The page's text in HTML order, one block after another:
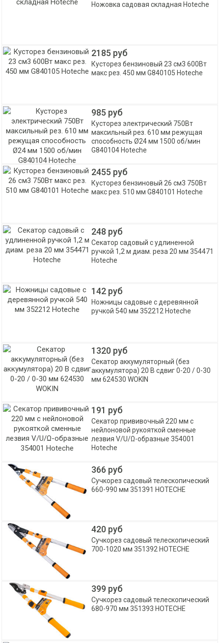
Ножовка садовая складная Hoteche
2185 руб
Кусторез бензиновый 23 см3 600Вт
макс рез. 450 мм G840105 Hoteche
985 руб
Кусторез электрический 750Вт
максильный рез. 610 мм режущая
способность Ø24 мм 1500 об/мин
G840104 Hoteche
2455 руб
Кусторез бензиновый 26 см3 750Вт
макс рез. 510 мм G840101 Hoteche
248 руб
Секатор садовый с удлиненной
ручкой 1,2 м диам. реза 20 мм 354471
Hoteche
142 руб
Ножницы садовые с деревянной
ручкой 540 мм 352212 Hoteche
1320 руб
Секатор аккумуляторный (без
аккумулятора) 20 B сдвиг 0-20 / 0-30
мм 624530 WOKIN
191 руб
Секатор прививочный 220 мм с
нейлоновой рукояткой сменные
лезвия V/U/Ω-образные 354001
Hoteche
366 руб
Сучкорез садовый телескопический
660-990 мм 351391 HOTECHE
420 руб
Сучкорез садовый телескопический
700-1020 мм 351392 HOTECHE
399 руб
Сучкорез садовый телескопический
680-970 мм 351393 HOTECHE